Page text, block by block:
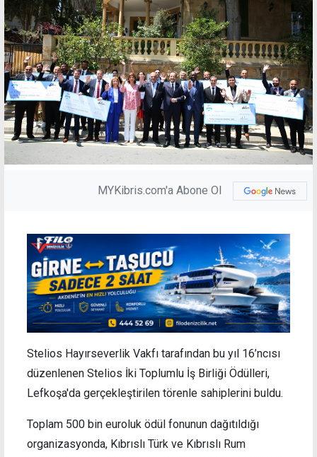
MYKibris.com'a Abone Ol
Stelios Hayırseverlik Vakfı tarafından bu yıl 16’ncısı
düzenlenen Stelios İki Toplumlu İş Birliği Ödülleri,
Lefkoşa'da gerçekleştirilen törenle sahiplerini buldu.
Toplam 500 bin euroluk ödül fonunun dağıtıldığı
organizasyonda, Kıbrıslı Türk ve Kıbrıslı Rum